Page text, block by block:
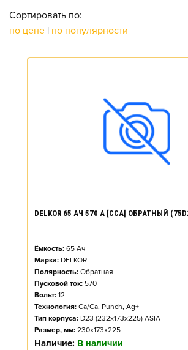
Сортировать по:
по цене | по популярности
DELKOR 65 АЧ 570 А [CCA] ОБРАТНЫЙ
Ёмкость: 65 Ач
Марка: DELKOR
Полярность: Обратная
Пусковой ток: 570
Вольт: 12
Технология: Ca/Ca, Punch, Ag+
Тип корпуса: D23 (232x173x225) ASIA
Размер, мм: 230x173x225
Наличие: В наличии